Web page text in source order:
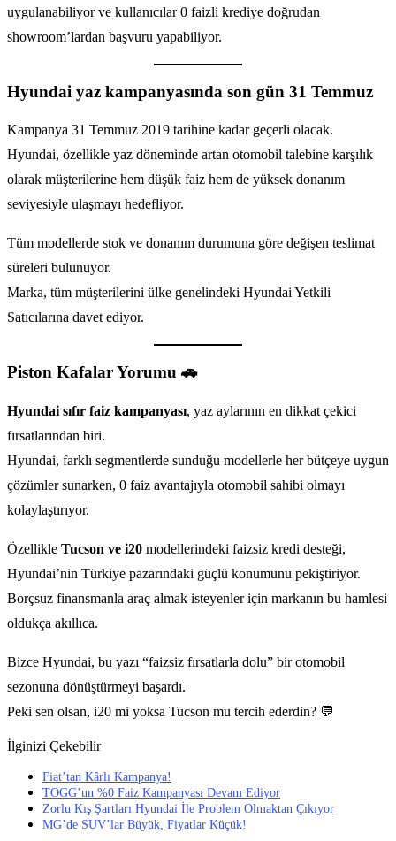
uygulanabiliyor ve kullanıcılar 0 faizli krediye doğrudan
showroom’lardan başvuru yapabiliyor.
Hyundai yaz kampanyasında son gün 31 Temmuz
Kampanya 31 Temmuz 2019 tarihine kadar geçerli olacak.
Hyundai, özellikle yaz döneminde artan otomobil talebine karşılık
olarak müşterilerine hem düşük faiz hem de yüksek donanım
seviyesiyle ulaşmayı hedefliyor.
Tüm modellerde stok ve donanım durumuna göre değişen teslimat
süreleri bulunuyor.
Marka, tüm müşterilerini ülke genelindeki Hyundai Yetkili
Satıcılarına davet ediyor.
Piston Kafalar Yorumu 🚗
Hyundai sıfır faiz kampanyası, yaz aylarının en dikkat çekici
fırsatlarından biri.
Hyundai, farklı segmentlerde sunduğu modellerle her bütçeye uygun
çözümler sunarken, 0 faiz avantajıyla otomobil sahibi olmayı
kolaylaştırıyor.
Özellikle Tucson ve i20 modellerindeki faizsiz kredi desteği,
Hyundai’nin Türkiye pazarındaki güçlü konumunu pekiştiriyor.
Borçsuz finansmanla araç almak isteyenler için markanın bu hamlesi
oldukça akıllıca.
Bizce Hyundai, bu yazı “faizsiz fırsatlarla dolu” bir otomobil
sezonuna dönüştürmeyi başardı.
Peki sen olsan, i20 mi yoksa Tucson mu tercih ederdin? 💬
İlginizi Çekebilir
Fiat’tan Kârlı Kampanya!
TOGG’un %0 Faiz Kampanyası Devam Ediyor
Zorlu Kış Şartları Hyundai İle Problem Olmaktan Çıkıyor
MG’de SUV’lar Büyük, Fiyatlar Küçük!